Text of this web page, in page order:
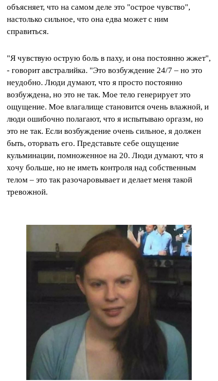
объясняет, что на самом деле это "острое чувство",
настолько сильное, что она едва может с ним
справиться.
"Я чувствую острую боль в паху, и она постоянно жжет",
- говорит австралийка. "Это возбуждение 24/7 – но это
неудобно. Люди думают, что я просто постоянно
возбуждена, но это не так. Мое тело генерирует это
ощущение. Мое влагалище становится очень влажной, и
люди ошибочно полагают, что я испытываю оргазм, но
это не так. Если возбуждение очень сильное, я должен
быть, оторвать его. Представьте себе ощущение
кульминации, помноженное на 20. Люди думают, что я
хочу больше, но не иметь контроля над собственным
телом – это так разочаровывает и делает меня такой
тревожной.